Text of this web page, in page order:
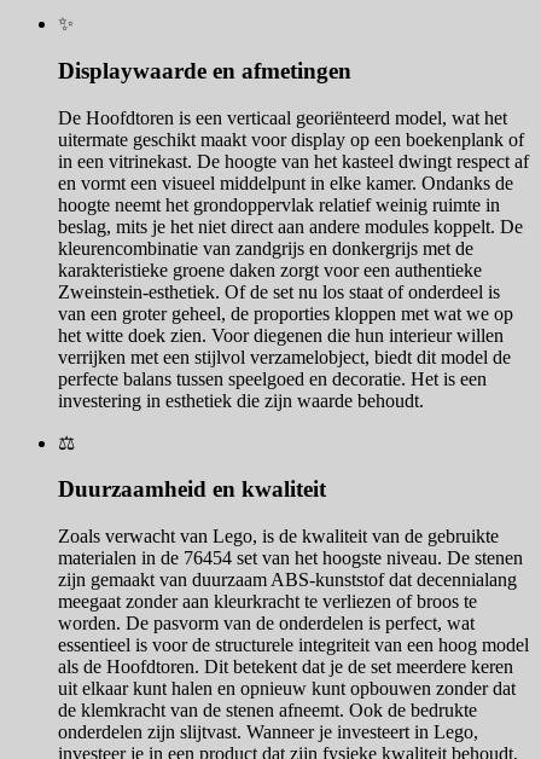
✨
Displaywaarde en afmetingen
De Hoofdtoren is een verticaal georiënteerd model, wat het
uitermate geschikt maakt voor display op een boekenplank of
in een vitrinekast. De hoogte van het kasteel dwingt respect af
en vormt een visueel middelpunt in elke kamer. Ondanks de
hoogte neemt het grondoppervlak relatief weinig ruimte in
beslag, mits je het niet direct aan andere modules koppelt. De
kleurencombinatie van zandgrijs en donkergrijs met de
karakteristieke groene daken zorgt voor een authentieke
Zweinstein-esthetiek. Of de set nu los staat of onderdeel is
van een groter geheel, de proporties kloppen met wat we op
het witte doek zien. Voor diegenen die hun interieur willen
verrijken met een stijlvol verzamelobject, biedt dit model de
perfecte balans tussen speelgoed en decoratie. Het is een
investering in esthetiek die zijn waarde behoudt.
⚖️
Duurzaamheid en kwaliteit
Zoals verwacht van Lego, is de kwaliteit van de gebruikte
materialen in de 76454 set van het hoogste niveau. De stenen
zijn gemaakt van duurzaam ABS-kunststof dat decennialang
meegaat zonder aan kleurkracht te verliezen of broos te
worden. De pasvorm van de onderdelen is perfect, wat
essentieel is voor de structurele integriteit van een hoog model
als de Hoofdtoren. Dit betekent dat je de set meerdere keren
uit elkaar kunt halen en opnieuw kunt opbouwen zonder dat
de klemkracht van de stenen afneemt. Ook de bedrukte
onderdelen zijn slijtvast. Wanneer je investeert in Lego,
investeer je in een product dat zijn fysieke kwaliteit behoudt,